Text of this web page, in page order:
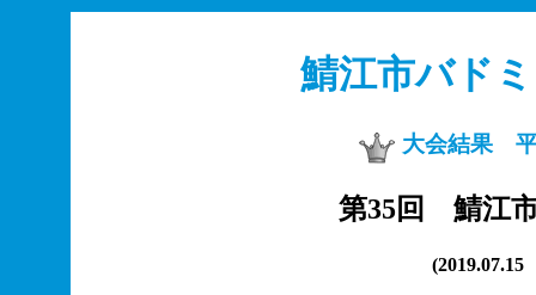
鯖江市バド
大会結果 平
第35回 鯖江